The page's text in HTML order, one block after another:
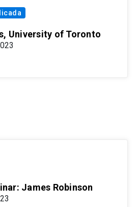
University of Toronto
James Robinson